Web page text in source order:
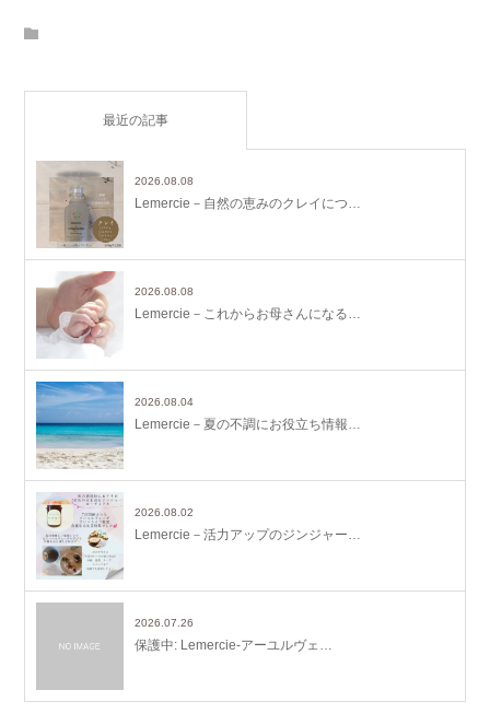
最近の記事
2026.08.08
Lemercie－自然の恵みのクレイにつ…
2026.08.08
Lemercie－これからお母さんになる…
2026.08.04
Lemercie－夏の不調にお役立ち情報…
2026.08.02
Lemercie－活力アップのジンジャー…
2026.07.26
保護中: Lemercie-アーユルヴェ…